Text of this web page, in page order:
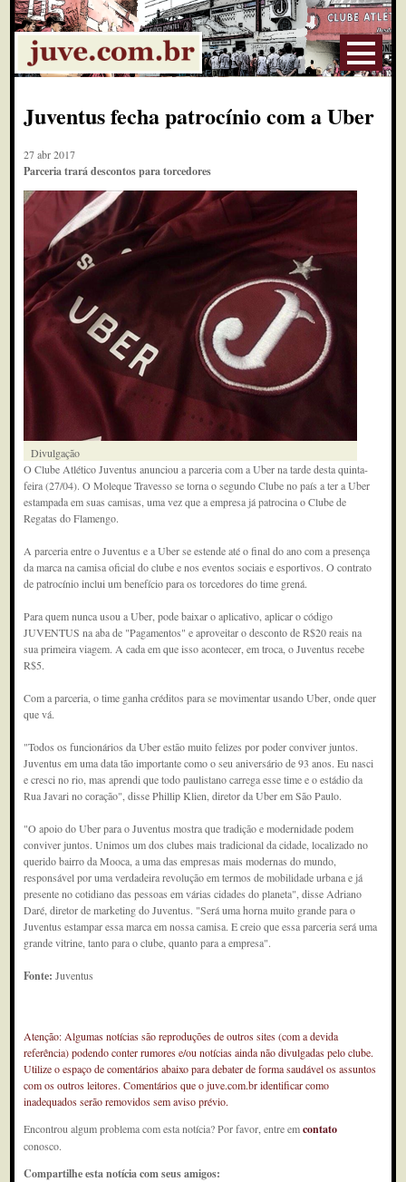
Juventus fecha patrocínio com a Uber
27 abr 2017
Parceria trará descontos para torcedores
Divulgação
O Clube Atlético Juventus anunciou a parceria com a Uber na tarde desta quinta-
feira (27/04). O Moleque Travesso se torna o segundo Clube no país a ter a Uber
estampada em suas camisas, uma vez que a empresa já patrocina o Clube de
Regatas do Flamengo.
A parceria entre o Juventus e a Uber se estende até o final do ano com a presença
da marca na camisa oficial do clube e nos eventos sociais e esportivos. O contrato
de patrocínio inclui um benefício para os torcedores do time grená.
Para quem nunca usou a Uber, pode baixar o aplicativo, aplicar o código
JUVENTUS na aba de "Pagamentos" e aproveitar o desconto de R$20 reais na
sua primeira viagem. A cada em que isso acontecer, em troca, o Juventus recebe
R$5.
Com a parceria, o time ganha créditos para se movimentar usando Uber, onde quer
que vá.
"Todos os funcionários da Uber estão muito felizes por poder conviver juntos.
Juventus em uma data tão importante como o seu aniversário de 93 anos. Eu nasci
e cresci no rio, mas aprendi que todo paulistano carrega esse time e o estádio da
Rua Javari no coração", disse Phillip Klien, diretor da Uber em São Paulo.
"O apoio do Uber para o Juventus mostra que tradição e modernidade podem
conviver juntos. Unimos um dos clubes mais tradicional da cidade, localizado no
querido bairro da Mooca, a uma das empresas mais modernas do mundo,
responsável por uma verdadeira revolução em termos de mobilidade urbana e já
presente no cotidiano das pessoas em várias cidades do planeta", disse Adriano
Daré, diretor de marketing do Juventus. "Será uma horna muito grande para o
Juventus estampar essa marca em nossa camisa. E creio que essa parceria será uma
grande vitrine, tanto para o clube, quanto para a empresa".
Fonte:Juventus
Atenção: Algumas notícias são reproduções de outros sites (com a devida
referência) podendo conter rumores e/ou notícias ainda não divulgadas pelo clube.
Utilize o espaço de comentários abaixo para debater de forma saudável os assuntos
com os outros leitores. Comentários que o juve.com.br identificar como
inadequados serão removidos sem aviso prévio.
Encontrou algum problema com esta notícia? Por favor, entre emcontato
conosco.
Compartilhe esta notícia com seus amigos: